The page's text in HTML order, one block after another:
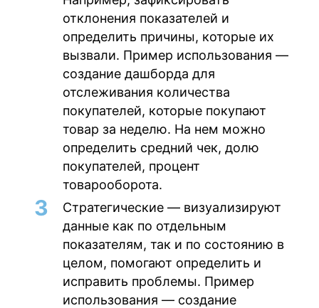
отклонения показателей и
определить причины, которые их
вызвали. Пример использования —
создание дашборда для
отслеживания количества
покупателей, которые покупают
товар за неделю. На нем можно
определить средний чек, долю
покупателей, процент
товарооборота.
Стратегические — визуализируют
данные как по отдельным
показателям, так и по состоянию в
целом, помогают определить и
исправить проблемы. Пример
использования — создание